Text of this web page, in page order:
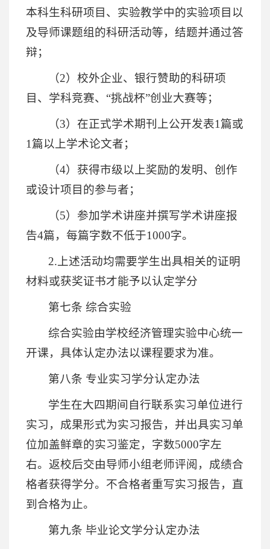
本科生科研项目、实验教学中的实验项目以
及导师课题组的科研活动等，结题并通过答
辩；
（2）校外企业、银行赞助的科研项
目、学科竞赛、“挑战杯”创业大赛等；
（3）在正式学术期刊上公开发表1篇或
1篇以上学术论文者；
（4）获得市级以上奖励的发明、创作
或设计项目的参与者；
（5）参加学术讲座并撰写学术讲座报
告4篇，每篇字数不低于1000字。
2.上述活动均需要学生出具相关的证明
材料或获奖证书才能予以认定学分
第七条 综合实验
综合实验由学校经济管理实验中心统一
开课，具体认定办法以课程要求为准。
第八条 专业实习学分认定办法
学生在大四期间自行联系实习单位进行
实习，成果形式为实习报告，并出具实习单
位加盖鲜章的实习鉴定，字数5000字左
右。返校后交由导师小组老师评阅，成绩合
格者获得学分。不合格者重写实习报告，直
到合格为止。
第九条 毕业论文学分认定办法